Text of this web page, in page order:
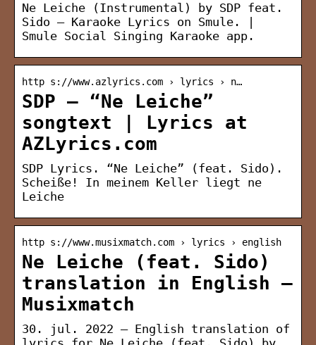
Ne Leiche (Instrumental) by SDP feat.
Sido – Karaoke Lyrics on Smule. |
Smule Social Singing Karaoke app.
http s://www.azlyrics.com › lyrics › n…
SDP – “Ne Leiche”
songtext | Lyrics at
AZLyrics.com
SDP Lyrics. “Ne Leiche” (feat. Sido).
Scheiße! In meinem Keller liegt ne
Leiche
http s://www.musixmatch.com › lyrics › english
Ne Leiche (feat. Sido)
translation in English –
Musixmatch
30. jul. 2022 — English translation of